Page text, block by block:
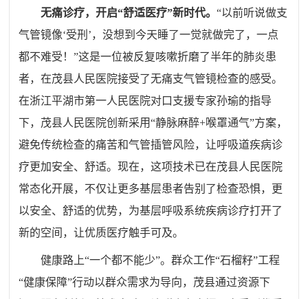
无痛诊疗，开启“舒适医疗”新时代。“以前听说做支
气管镜像‘受刑 ’，没想到今天睡了一觉就做完了，一点
都不难受！”这是一位被反复咳嗽折磨了半年的肺炎患
者，在茂县人民医院接受了无痛支气管镜检查的感受。
在浙江平湖市第一人民医院对口支援专家孙瑜的指导
下，茂县人民医院创新采用“静脉麻醉+喉罩通气”方案，
避免传统检查的痛苦和气管插管风险，让呼吸道疾病诊
疗更加安全、舒适。现在，这项技术已在茂县人民医院
常态化开展，不仅让更多基层患者告别了检查恐惧，更
以安全、舒适的优势，为基层呼吸系统疾病诊疗打开了
新的空间，让优质医疗触手可及。
健康路上“一个都不能少”。群众工作“石榴籽”工程
“健康保障”行动以群众需求为导向，茂县通过资源下